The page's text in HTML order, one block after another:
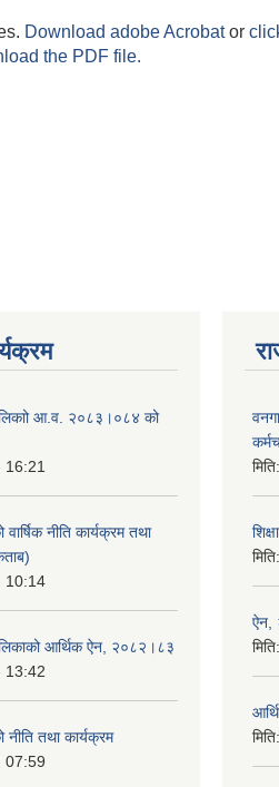
Download adobe Acrobator
the PDF file.
आ.व. २०८३।०८४ को
नीति कार्यक्रम तथा
10:14
आर्थिक ऐन, २०८२।८३
13:42
तथा कार्यक्रम
07:59
मिति:
मिति:
ऐन,
मिति:
मिति: